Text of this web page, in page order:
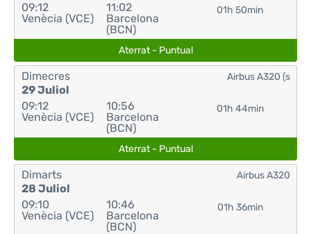
09:12
Venècia (VCE)
11:02
Barcelona
(BCN)
01h 50min
Aterrat - Puntual
Dimecres
29 Juliol
09:12
Venècia (VCE)
10:56
Barcelona
(BCN)
01h 44min
Airbus A320 (s
Aterrat - Puntual
Dimarts
28 Juliol
09:10
Venècia (VCE)
10:46
Barcelona
(BCN)
01h 36min
Airbus A320